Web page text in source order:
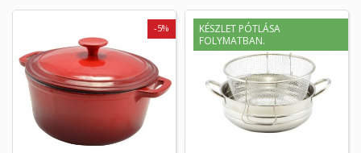
-5%
KÉSZLET PÓTLÁSA
FOLYMATBAN.